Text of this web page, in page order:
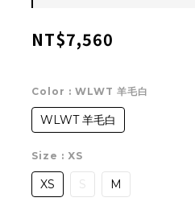
NT$7,560
Color : WLWT 羊毛白
WLWT 羊毛白
Size : XS
XS S M